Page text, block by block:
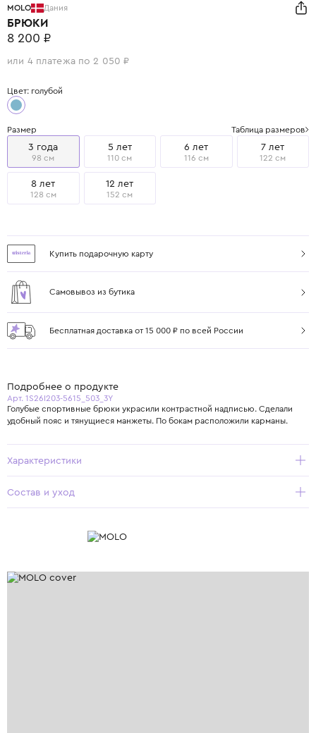
MOLO Дания
БРЮКИ
8 200 ₽
или 4 платежа по 2 050 ₽
Цвет: голубой
Размер Таблица размеров
3 года
98 см
5 лет
110 см
6 лет
116 см
7 лет
122 см
8 лет
128 см
12 лет
152 см
Купить подарочную карту
Самовывоз из бутика
Бесплатная доставка от 15 000 ₽ по всей России
Подробнее о продукте
Арт. 1S26I203-5615_503_3Y
Голубые спортивные брюки украсили контрастной надписью. Сделали
удобный пояс и тянущиеся манжеты. По бокам расположили карманы.
Характеристики
Состав и уход